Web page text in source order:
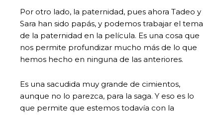
Por otro lado, la paternidad, pues ahora Tadeo y
Sara han sido papás, y podemos trabajar el tema
de la paternidad en la película. Es una cosa que
nos permite profundizar mucho más de lo que
hemos hecho en ninguna de las anteriores.
Es una sacudida muy grande de cimientos,
aunque no lo parezca, para la saga. Y eso es lo
que permite que estemos todavía con la